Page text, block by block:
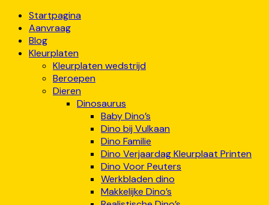
Startpagina
Aanvraag
Blog
Kleurplaten
Kleurplaten wedstrijd
Beroepen
Dieren
Dinosaurus
Baby Dino’s
Dino bij Vulkaan
Dino Familie
Dino Verjaardag Kleurplaat Printen
Dino Voor Peuters
Werkbladen dino
Makkelijke Dino’s